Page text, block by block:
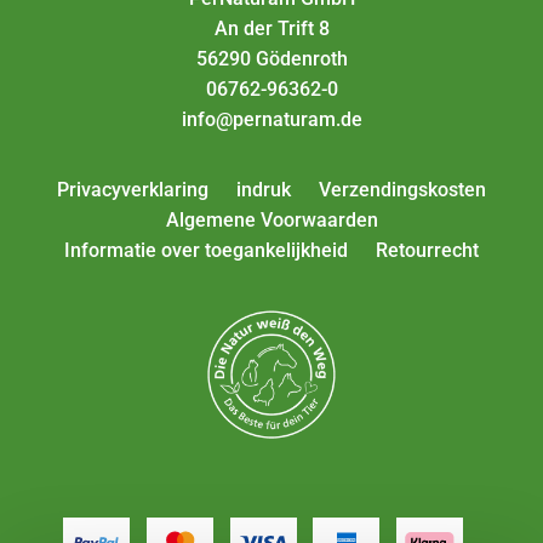
An der Trift 8
56290 Gödenroth
06762-96362-0
info@pernaturam.de
Privacyverklaring indruk
Verzendingskosten
Algemene Voorwaarden
Informatie over toegankelijkheid
Retourrecht